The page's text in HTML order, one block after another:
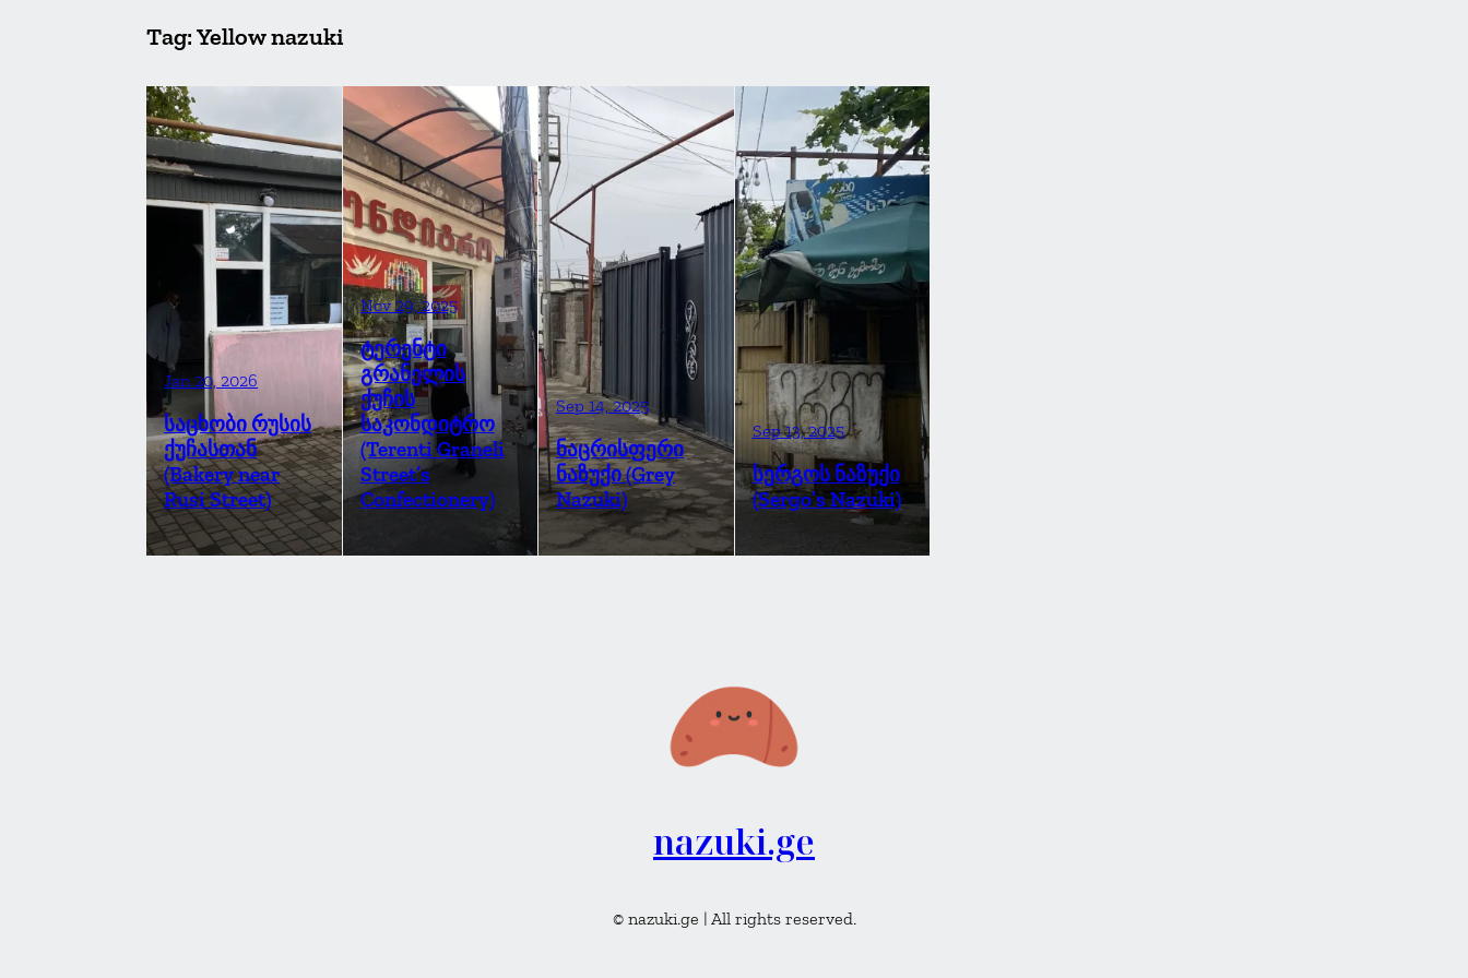
Tag:Yellow nazuki
Jan 20, 2026
საცხობი რუსის
ქუჩასთან
(Bakery near
Rusi Street)
Nov 29, 2025
ტერენტი
გრანელის
ქუჩის
საკონდიტრო
(Terenti Graneli
Street’s
Confectionery)
Sep 14, 2025
ნაცრისფერი
ნაზუქი (Grey
Nazuki)
Sep 13, 2025
სერგოს ნაზუქი
(Sergo’s Nazuki)
nazuki.ge
© nazuki.ge | All rights reserved.